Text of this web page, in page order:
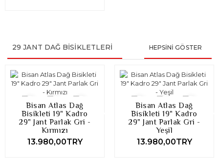
29 JANT DAĞ BISIKLETLERI HEPSINI GÖSTER
Bisan Atlas Dağ
Bisikleti 19" Kadro
29" Jant Parlak Gri -
Kırmızı
13.980,00TRY
Bisan Atlas Dağ
Bisikleti 19" Kadro
29" Jant Parlak Gri -
Yeşil
13.980,00TRY